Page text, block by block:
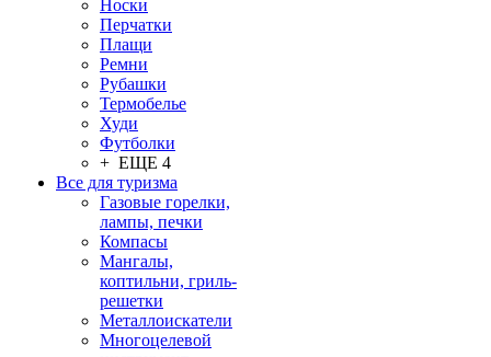
Носки
Перчатки
Плащи
Ремни
Рубашки
Термобелье
Худи
Футболки
+ ЕЩЕ 4
Все для туризма
Газовые горелки,
лампы, печки
Компасы
Мангалы,
коптильни, гриль-
решетки
Металлоискатели
Многоцелевой